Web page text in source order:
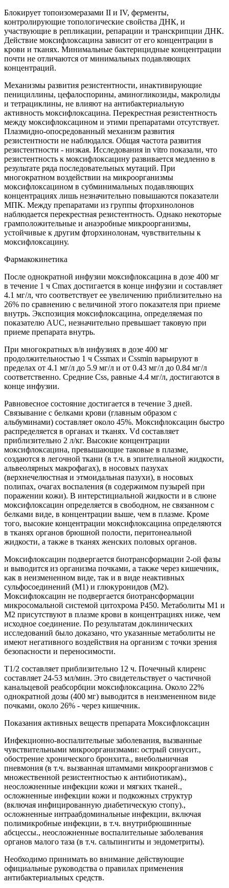
Блокирует топоизомеразами II и IV, ферменты,
контролирующие топологические свойства ДНК, и
участвующие в репликации, репарации и транскрипции ДНК.
Действие моксифлоксацина зависит от его концентрации в
крови и тканях. Минимальные бактерицидные концентрации
почти не отличаются от минимальных подавляющих
концентраций.
Механизмы развития резистентности, инактивирующие
пенициллины, цефалоспорины, аминогликозиды, макролиды
и тетрациклины, не влияют на антибактериальную
активность моксифлоксацина. Перекрестная резистентность
между моксифлоксацином и этими препаратами отсутствует.
Плазмидно-опосредованный механизм развития
резистентности не наблюдался. Общая частота развития
резистентности - низкая. Исследования in vitro показали, что
резистентность к моксифлоксацину развивается медленно в
результате ряда последовательных мутаций. При
многократном воздействии на микроорганизмы
моксифлоксацином в субминимальных подавляющих
концентрациях лишь незначительно повышаются показатели
МПК. Между препаратами из группы фторхинолонов
наблюдается перекрестная резистентность. Однако некоторые
грамположительные и анаэробные микроорганизмы,
устойчивые к другим фторхинолонам, чувствительны к
моксифлоксацину.
Фармакокинетика
После однократной инфузии моксифлоксацина в дозе 400 мг
в течение 1 ч Cmax достигается в конце инфузии и составляет
4.1 мг/л, что соответствует ее увеличению приблизительно на
26% по сравнению с величиной этого показателя при приеме
внутрь. Экспозиция моксифлоксацина, определяемая по
показателю AUC, незначительно превышает таковую при
приеме препарата внутрь.
При многократных в/в инфузиях в дозе 400 мг
продолжительностью 1 ч Cssmax и Cssmin варьируют в
пределах от 4.1 мг/л до 5.9 мг/л и от 0.43 мг/л до 0.84 мг/л
соответственно. Средние Css, равные 4.4 мг/л, достигаются в
конце инфузии.
Равновесное состояние достигается в течение 3 дней.
Связывание с белками крови (главным образом с
альбуминами) составляет около 45%. Моксифлоксацин быстро
распределяется в органах и тканях. Vd составляет
приблизительно 2 л/кг. Высокие концентрации
моксифлоксацина, превышающие таковые в плазме,
создаются в легочной ткани (в т.ч. в эпителиальной жидкости,
альвеолярных макрофагах), в носовых пазухах
(верхнечелюстная и этмоидальная пазухи), в носовых
полипах, очагах воспаления (в содержимом пузырей при
поражении кожи). В интерстициальной жидкости и в слюне
моксифлоксацин определяется в свободном, не связанном с
белками виде, в концентрации выше, чем в плазме. Кроме
того, высокие концентрации моксифлоксацина определяются
в тканях органов брюшной полости, перитонеальной
жидкости, а также в тканях женских половых органов.
Моксифлоксацин подвергается биотрансформации 2-ой фазы
и выводится из организма почками, а также через кишечник,
как в неизмененном виде, так и в виде неактивных
сульфосоединений (M1) и глюкуронидов (М2).
Моксифлоксацин не подвергается биотрансформации
микросомальной системой цитохрома Р450. Метаболиты M1 и
М2 присутствуют в плазме крови в концентрациях ниже, чем
исходное соединение. По результатам доклинических
исследований было доказано, что указанные метаболиты не
имеют негативного воздействия на организм с точки зрения
безопасности и переносимости.
T1/2 составляет приблизительно 12 ч. Почечный клиренс
составляет 24-53 мл/мин. Это свидетельствует о частичной
канальцевой реабсорбции моксифлоксацина. Около 22%
однократной дозы (400 мг) выводится в неизмененном виде
почками, около 26% - через кишечник.
Показания активных веществ препарата Моксифлоксацин
Инфекционно-воспалительные заболевания, вызванные
чувствительными микроорганизмами: острый синусит.,
обострение хронического бронхита., внебольничная
пневмония (в т.ч. вызванная штаммами микроорганизмов с
множественной резистентностью к антибиотикам).,
неосложненные инфекции кожи и мягких тканей.,
осложненные инфекции кожи и подкожных структур
(включая инфицированную диабетическую стопу).,
осложненные интраабдоминальные инфекции, включая
полимикробные инфекции, в т.ч. внутрибрюшинные
абсцессы., неосложненные воспалительные заболевания
органов малого таза (в т.ч. сальпингиты и эндометриты).
Необходимо принимать во внимание действующие
официальные руководства о правилах применения
антибактериальных средств.